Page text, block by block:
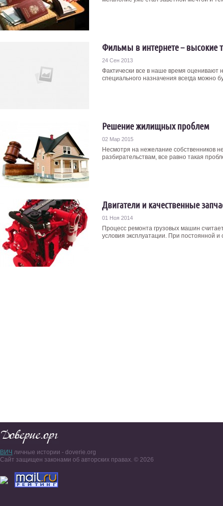
Фильмы в интернете – высокие
24 Сен 2013
Фактически все в наше время оценивают
специального назначения всегда можно
Решение жилищных проблем
02 Мар 2015
Несмотря на нежелание собственников
разбирательствам, все равно такая
Двигатели и качественные
01 Ноя 2014
Процесс ремонта грузовых машин
условия эксплуатации. При постоянной и
ВИЧ личные истории - doverie.org
Сайт защищен законами об авторских правах. © 2026